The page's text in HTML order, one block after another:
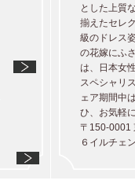
とした上質
揃えたセレ
級のドレス
の花嫁にふ
は、日本女
スペシャリ
ェア期間中
ひ、お気軽
〒150-0001
６イルチェ